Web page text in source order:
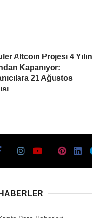
Altcoin Projesi 4 Yılın
Kapanıyor:
21 Ağustos
HABERLER